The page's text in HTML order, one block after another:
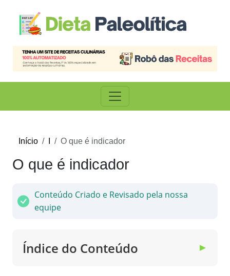
Início O que é indicador
O que é indicador
Conteúdo Criado e Revisado pela nossa
equipe
Índice do Conteúdo ▼